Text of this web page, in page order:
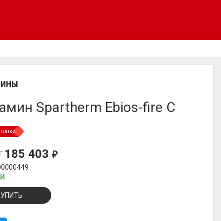
Spartherm Ebios-fire C
185 403₽